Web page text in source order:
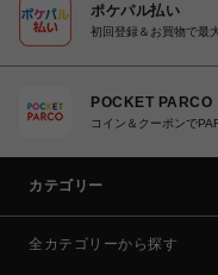
ポケパル払い
初回登録＆お買物で最
POCKET PARCO
コイン＆クーポンで
カテゴリー
全カテゴリーから探す